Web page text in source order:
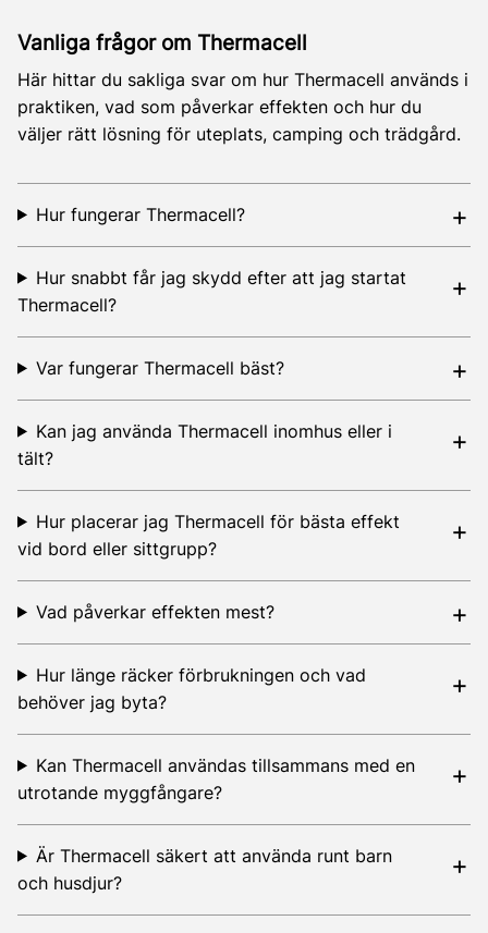
Vanliga frågor om Thermacell
Här hittar du sakliga svar om hur Thermacell används i
praktiken, vad som påverkar effekten och hur du
väljer rätt lösning för uteplats, camping och trädgård.
Hur fungerar Thermacell?
Hur snabbt får jag skydd efter att jag startat
Thermacell?
Var fungerar Thermacell bäst?
Kan jag använda Thermacell inomhus eller i
tält?
Hur placerar jag Thermacell för bästa effekt
vid bord eller sittgrupp?
Vad påverkar effekten mest?
Hur länge räcker förbrukningen och vad
behöver jag byta?
Kan Thermacell användas tillsammans med en
utrotande myggfångare?
Är Thermacell säkert att använda runt barn
och husdjur?